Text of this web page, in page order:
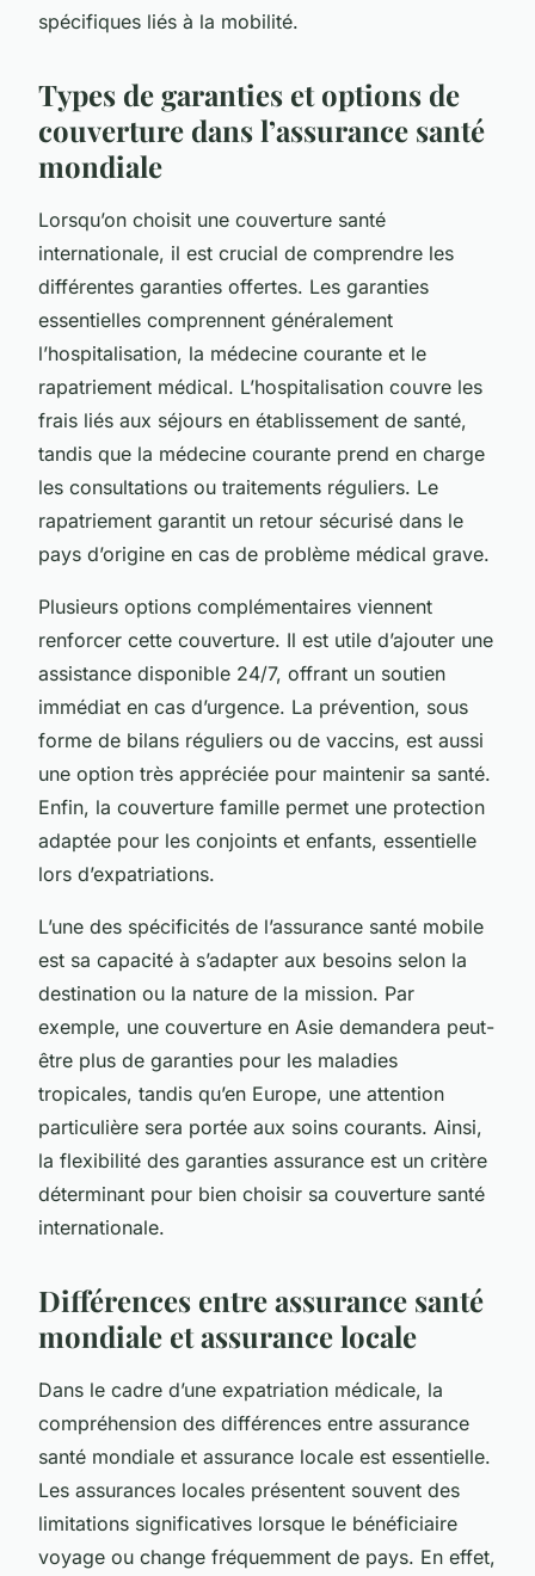
spécifiques liés à la mobilité.
Types de garanties et options de
couverture dans l’assurance santé
mondiale
Lorsqu’on choisit une couverture santé
internationale, il est crucial de comprendre les
différentes garanties offertes. Les garanties
essentielles comprennent généralement
l’hospitalisation, la médecine courante et le
rapatriement médical. L’hospitalisation couvre les
frais liés aux séjours en établissement de santé,
tandis que la médecine courante prend en charge
les consultations ou traitements réguliers. Le
rapatriement garantit un retour sécurisé dans le
pays d’origine en cas de problème médical grave.
Plusieurs options complémentaires viennent
renforcer cette couverture. Il est utile d’ajouter une
assistance disponible 24/7, offrant un soutien
immédiat en cas d’urgence. La prévention, sous
forme de bilans réguliers ou de vaccins, est aussi
une option très appréciée pour maintenir sa santé.
Enfin, la couverture famille permet une protection
adaptée pour les conjoints et enfants, essentielle
lors d’expatriations.
L’une des spécificités de l’assurance santé mobile
est sa capacité à s’adapter aux besoins selon la
destination ou la nature de la mission. Par
exemple, une couverture en Asie demandera peut-
être plus de garanties pour les maladies
tropicales, tandis qu’en Europe, une attention
particulière sera portée aux soins courants. Ainsi,
la flexibilité des garanties assurance est un critère
déterminant pour bien choisir sa couverture santé
internationale.
Différences entre assurance santé
mondiale et assurance locale
Dans le cadre d’une expatriation médicale, la
compréhension des différences entre assurance
santé mondiale et assurance locale est essentielle.
Les assurances locales présentent souvent des
limitations significatives lorsque le bénéficiaire
voyage ou change fréquemment de pays. En effet,